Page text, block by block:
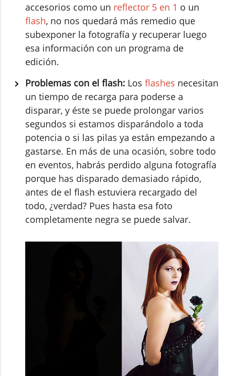
accesorios como un reflector 5 en 1 o un
flash, no nos quedará más remedio que
subexponer la fotografía y recuperar luego
esa información con un programa de
edición.
Problemas con el flash: Los flashes necesitan
un tiempo de recarga para poderse a
disparar, y éste se puede prolongar varios
segundos si estamos disparándolo a toda
potencia o si las pilas ya están empezando a
gastarse. En más de una ocasión, sobre todo
en eventos, habrás perdido alguna fotografía
porque has disparado demasiado rápido,
antes de el flash estuviera recargado del
todo, ¿verdad? Pues hasta esa foto
completamente negra se puede salvar.